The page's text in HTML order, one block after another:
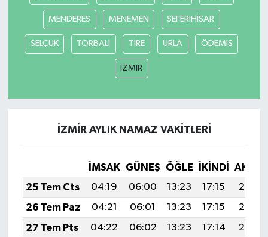
MENDERES MENEMEN SEFERIHİSAR
SELÇUK TORBALI TİRE URLA ÖDEMİŞ
İZMİR
İZMİR AYLIK NAMAZ VAKITLERI
İMSAK GÜNEŞ ÖĞLE İKINDI
25 Tem Cts
04:19 06:00 13:23 17:15
20:36
26 Tem Paz
04:21 06:01 13:23 17:15
20:35
27 Tem Pts
04:22 06:02 13:23 17:14
20:34